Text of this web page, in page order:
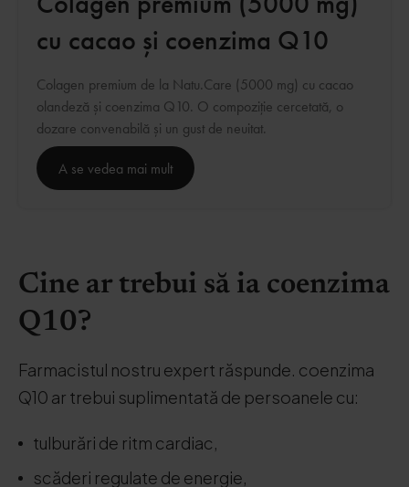
cu cacao și coenzima Q10
Colagen premium de la Natu.Care (5000 mg) cu cacao
olandeză și coenzima Q10. O compoziție cercetată, o
dozare convenabilă și un gust de neuitat.
A se vedea mai mult
Cine ar trebui să ia coenzima
Q10?
Farmacistul nostru expert răspunde. coenzima
Q10 ar trebui suplimentată de persoanele cu:
tulburări de ritm cardiac,
scăderi regulate de energie,